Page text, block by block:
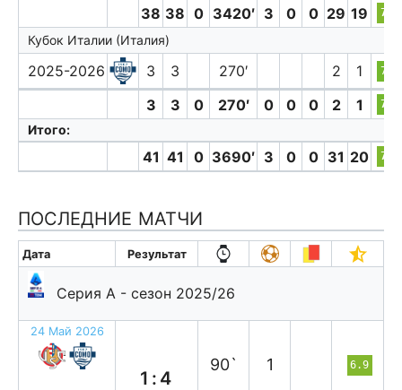
38 38 0 3420′ 3 0 0 29 19 7.0
Кубок Италии (Италия)
2025-2026 3 3 270′ 2 1 7.5
3 3 0 270′ 0 0 0 2 1 7.5
Итого:
41 41 0 3690′ 3 0 0 31 20 7.1
ПОСЛЕДНИЕ МАТЧИ
Дата Результат
Серия А - сезон 2025/26
24 Май 2026
1:4
90` 1 6.9